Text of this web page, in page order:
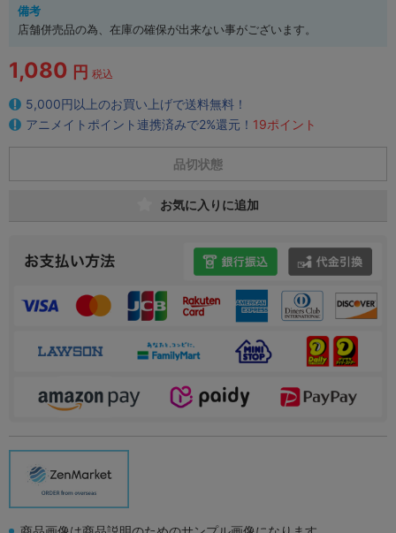
備考
店舗併売品の為、在庫の確保が出来ない事がございます。
1,080 円 税込
5,000円以上のお買い上げで送料無料！
アニメイトポイント連携済みで2%還元！ 19ポイント
品切状態
お気に入りに追加